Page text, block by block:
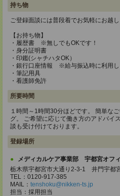
持ち物
ご登録面談には普段着でお気軽にお越し
【お持ち物】
・履歴書 ※無しでもOKです！
・身分証明書
・印鑑(シャチハタOK）
・銀行口座情報 ※給与振込時に利用し
・筆記用具
・看護師免許
所要時間
１時間～1時間30分ほどです。 簡単な
グ。 ご希望に応じて働き方のアドバイ
談も受け付けております。
登録場所
メディカルケア事業部 宇都宮オフ
栃木県宇都宮市大通り2-3-1 井門宇都
TEL：0120-917-385
MAIL： tenshoku@nikken-ts.jp
担当：採用担当